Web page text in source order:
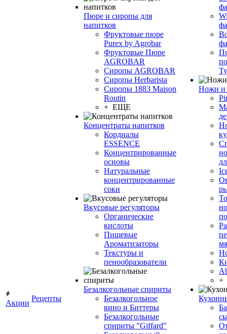
Акции
Рецепты
Пюре и сиропы для
напитков
Фруктовые пюре
Purex by Agrobar
Фруктовые Пюре
AGROBAR
Сиропы AGROBAR
Сиропы Herbarista
Сиропы 1883 Maison
Routin
+ ЕЩЕ
Концентраты напитков
Кордиалы
ESSENCE
Концентрированные
основы
Натуральные
концентрированные
соки
Вкусовые регуляторы
Органические
кислоты
Пищевые
Ароматизаторы
Текстуры и
пенообразователи
Безалкогольные спириты
Безалкогольное
вино и Биттеры
Безалкогольные
спириты "Giffard"
Ножи и
+